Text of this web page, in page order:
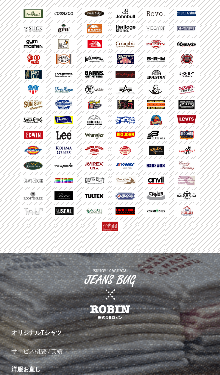
オリジナルTシャツ
サービス概要/実績
洋服お直し